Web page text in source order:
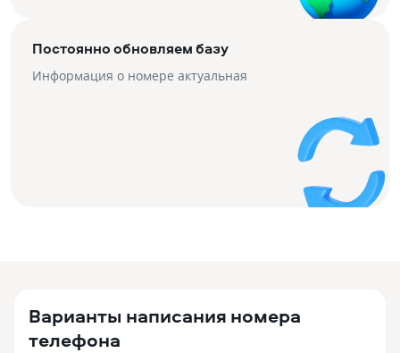
Постоянно обновляем базу
Информация о номере актуальная
Варианты написания номера
телефона